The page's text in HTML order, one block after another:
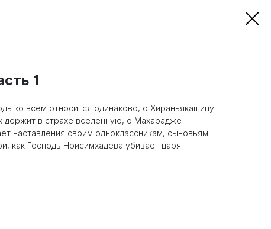
1
ко всем относится одинаково, о Хираньякашипу
в страхе вселенную, о Махарадже
наставления своим одноклассникам, сыновьям
как Господь Нрисимхадева убивает царя